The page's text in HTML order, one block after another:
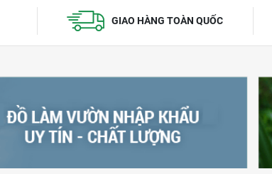
GIAO HÀNG TOÀN QUỐC